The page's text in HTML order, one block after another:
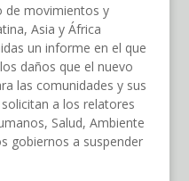
de movimientos y
Asia y África
un informe en el que
daños que el nuevo
las comunidades y sus
solicitan a los relatores
Salud, Ambiente
gobiernos a suspender